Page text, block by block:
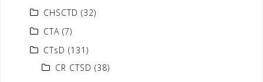
CHSCTD (32)
CTA (7)
CTsD (131)
CR CTSD (38)